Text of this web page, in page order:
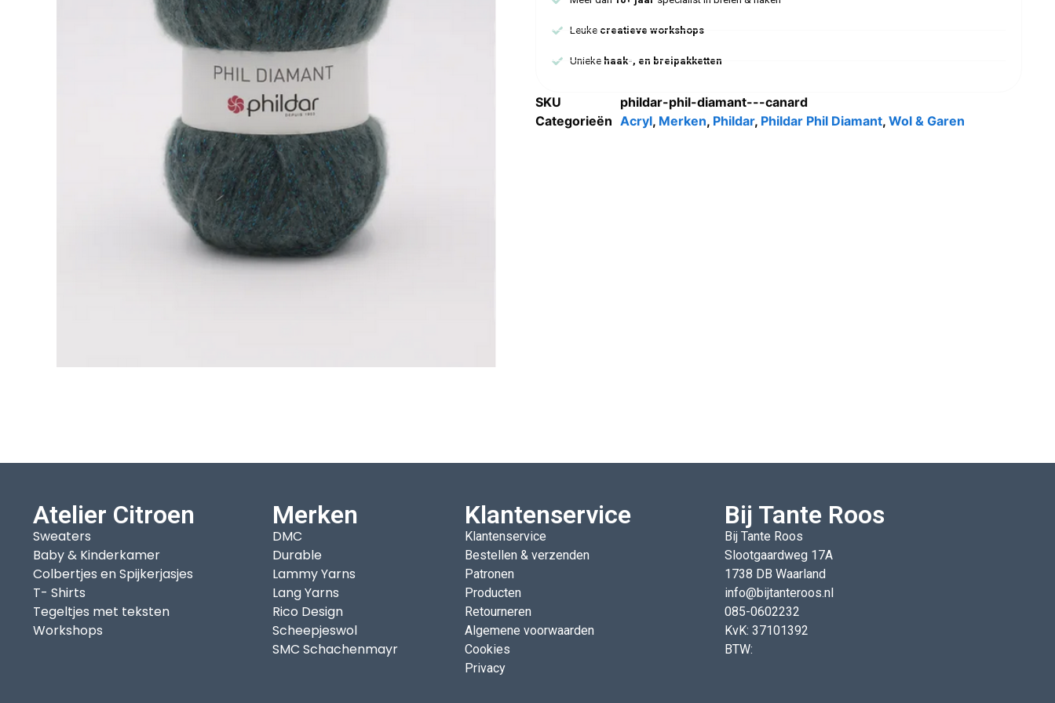
Leuke creatieve workshops
Uniekehaak-, en breipakketten
SKU
phildar-phil-diamant---canard
Categorieën Acryl, Merken, Phildar, Phildar Phil Diamant, Wol & Garen
Atelier Citroen
Sweaters
Baby & Kinderkamer
Colbertjes en Spijkerjasjes
T- Shirts
Tegeltjes met teksten
Workshops
Merken
DMC
Durable
Lammy Yarns
Lang Yarns
Rico Design
Scheepjeswol
SMC Schachenmayr
Klantenservice
Klantenservice
Bestellen & verzenden
Patronen
Producten
Retourneren
Algemene voorwaarden
Cookies
Privacy
Bij Tante Roos
Bij Tante Roos
Slootgaardweg 17A
1738 DB Waarland
info@bijtanteroos.nl
085-0602232
KvK: 37101392
BTW: